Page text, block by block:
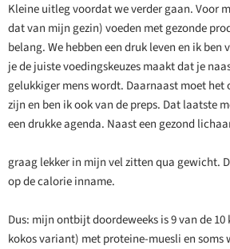
Kleine uitleg voordat we verder gaan. Voor
dat van mijn gezin) voeden met gezonde
belang. We hebben een druk leven en ik
je de juiste voedingskeuzes maakt dat je
gelukkiger mens wordt. Daarnaast moet het
zijn en ben ik ook van de preps. Dat laatste
een drukke agenda. Naast een gezond
graag lekker in mijn vel zitten qua gewicht.
op de calorie inname.
Dus: mijn ontbijt doordeweeks is 9 van de
kokos variant) met proteine-muesli en